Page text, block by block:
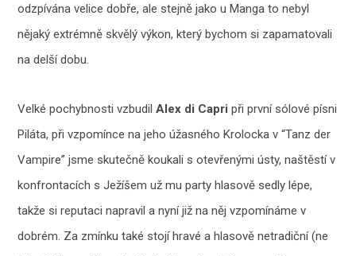
odzpívána velice dobře, ale stejně jako u Manga to nebyl
nějaký extrémně skvělý výkon, který bychom si zapamatovali
na delší dobu.
Velké pochybnosti vzbudilAlex di Capripři první sólové písni
Piláta, při vzpomínce na jeho úžasného Krolocka v “Tanz der
Vampire” jsme skutečně koukali s otevřenými ústy, naštěstí v
konfrontacích s Ježíšem už mu party hlasově sedly lépe,
takže si reputaci napravil a nyní již na něj vzpomínáme v
dobrém. Za zmínku také stojí hravé a hlasově netradiční (ne